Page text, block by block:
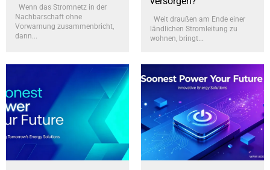
Wenn das Stromnetz in der
Nachbarschaft ohne
Vorwarnung zusammenbricht,
dann...
Weit draußen am Ende einer
ländlichen Stromleitung zu
wohnen, bringt...